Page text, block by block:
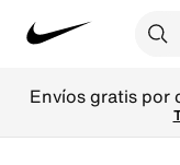
Envíos gratis por